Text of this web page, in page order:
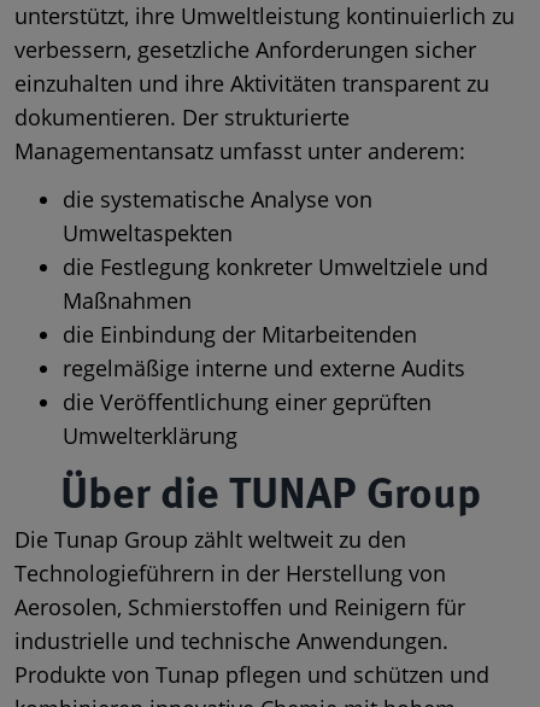
unterstützt, ihre Umweltleistung kontinuierlich zu
verbessern, gesetzliche Anforderungen sicher
einzuhalten und ihre Aktivitäten transparent zu
dokumentieren. Der strukturierte
Managementansatz umfasst unter anderem:
die systematische Analyse von
Umweltaspekten
die Festlegung konkreter Umweltziele und
Maßnahmen
die Einbindung der Mitarbeitenden
regelmäßige interne und externe Audits
die Veröffentlichung einer geprüften
Umwelterklärung
Über die TUNAP Group
Die Tunap Group zählt weltweit zu den
Technologieführern in der Herstellung von
Aerosolen, Schmierstoffen und Reinigern für
industrielle und technische Anwendungen.
Produkte von Tunap pflegen und schützen und